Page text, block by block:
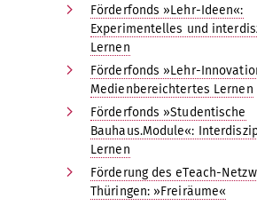
Förderfonds »Lehr-Ideen«:
Experimentelles und
Lernen
Förderfonds »Lehr-
Medienbereichtertes Lernen
Förderfonds »Studentische
Bauhaus.Module«:
Lernen
Förderung des eTeach-
Thüringen: »Freiräume«